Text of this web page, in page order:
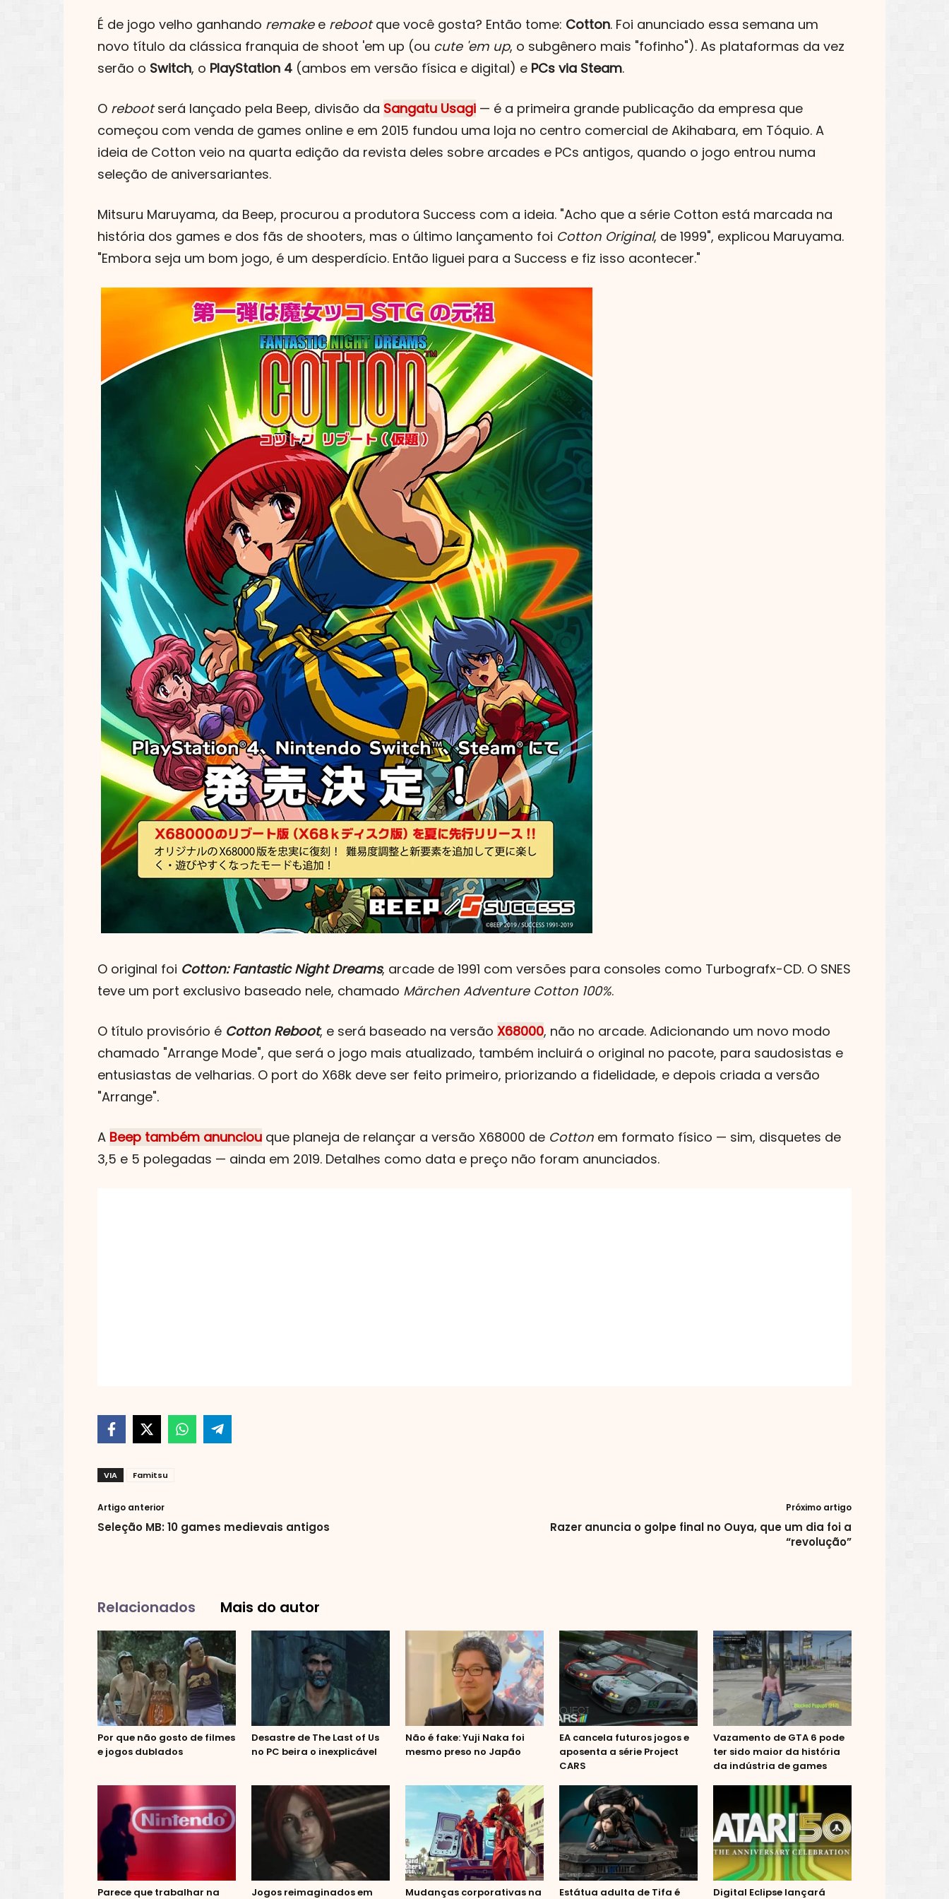
É de jogo velho ganhando remakee rebootque você gosta? Então tome: Cotton. Foi anunciado essa semana um
novo título da clássica franquia de shoot 'em up (ou cute 'em up, o subgênero mais "fofinho"). As plataformas da vez
serão o Switch, o PlayStation 4 (ambos em versão física e digital) e PCs via Steam.
O rebootserá lançado pela Beep, divisão da Sangatu Usagi — é a primeira grande publicação da empresa que
começou com venda de games online e em 2015 fundou uma loja no centro comercial de Akihabara, em Tóquio. A
ideia de Cotton veio na quarta edição da revista deles sobre arcades e PCs antigos, quando o jogo entrou numa
seleção de aniversariantes.
Mitsuru Maruyama, da Beep, procurou a produtora Success com a ideia. "Acho que a série Cotton está marcada na
história dos games e dos fãs de shooters, mas o último lançamento foi Cotton Original, de 1999", explicou Maruyama.
"Embora seja um bom jogo, é um desperdício. Então liguei para a Success e fiz isso acontecer."
O original foi Cotton: Fantastic Night Dreams, arcade de 1991 com versões para consoles como Turbografx-CD. O SNES
teve um port exclusivo baseado nele, chamado Märchen Adventure Cotton 100%.
O título provisório é Cotton Reboot, e será baseado na versão X68000, não no arcade. Adicionando um novo modo
chamado "Arrange Mode", que será o jogo mais atualizado, também incluirá o original no pacote, para saudosistas e
entusiastas de velharias. O port do X68k deve ser feito primeiro, priorizando a fidelidade, e depois criada a versão
"Arrange".
A Beep também anunciou que planeja de relançar a versão X68000 de Cotton em formato físico — sim, disquetes de
3,5 e 5 polegadas — ainda em 2019. Detalhes como data e preço não foram anunciados.
VIA Famitsu
Artigo anterior
Seleção MB: 10 games medievais antigos
Próximo artigo
Razer anuncia o golpe final no Ouya, que um dia foi a
“revolução”
Relacionados Mais do autor
Por que não gosto de filmes
e jogos dublados
Desastre de The Last of Us
no PC beira o inexplicável
Não é fake: Yuji Naka foi
mesmo preso no Japão
EA cancela futuros jogos e
aposenta a série Project
CARS
Vazamento de GTA 6 pode
ter sido maior da história
da indústria de games
Parece que trabalhar na Jogos reimaginados em Mudanças corporativas na Estátua adulta de Tifa é Digital Eclipse lançará